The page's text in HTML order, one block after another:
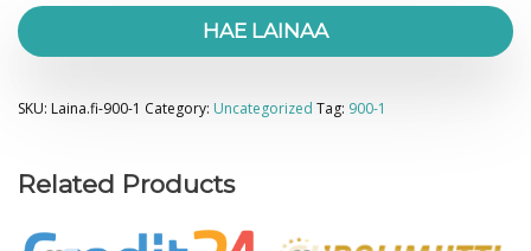
HAE LAINAA
SKU: Laina.fi-900-1 Category: Uncategorized Tag: 900-1
Related Products